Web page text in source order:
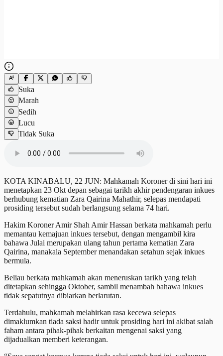
Suka
Marah
Sedih
Lucu
Tidak Suka
KOTA KINABALU, 22 JUN: Mahkamah Koroner di sini hari ini
menetapkan 23 Okt depan sebagai tarikh akhir pendengaran inkues
berhubung kematian Zara Qairina Mahathir, selepas mendapati
prosiding tersebut sudah berlangsung selama 74 hari.
Hakim Koroner Amir Shah Amir Hassan berkata mahkamah perlu
memantau kemajuan inkues tersebut, dengan mengambil kira
bahawa Julai merupakan ulang tahun pertama kematian Zara
Qairina, manakala September menandakan setahun sejak inkues
bermula.
Beliau berkata mahkamah akan meneruskan tarikh yang telah
ditetapkan sehingga Oktober, sambil menambah bahawa inkues
tidak sepatutnya dibiarkan berlarutan.
Terdahulu, mahkamah melahirkan rasa kecewa selepas
dimaklumkan tiada saksi hadir untuk prosiding hari ini akibat salah
faham antara pihak-pihak berkaitan mengenai saksi yang
dijadualkan memberi keterangan.